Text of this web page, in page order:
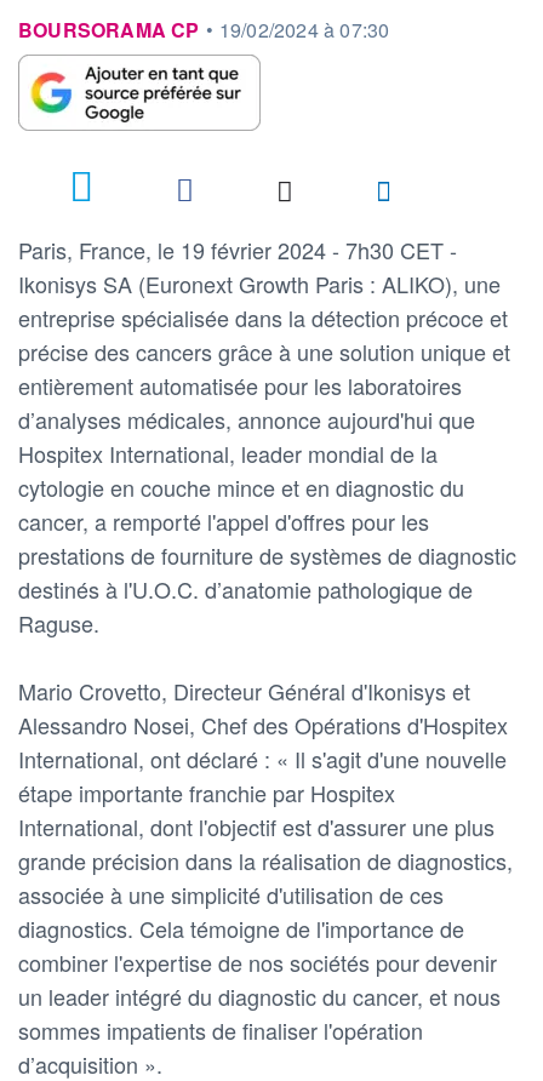
information fournie par
BOURSORAMA CP • 19/02/2024 à 07:30
Paris, France, le 19 février 2024 - 7h30 CET -
Ikonisys SA (Euronext Growth Paris : ALIKO), une
entreprise spécialisée dans la détection précoce et
précise des cancers grâce à une solution unique et
entièrement automatisée pour les laboratoires
d’analyses médicales, annonce aujourd'hui que
Hospitex International, leader mondial de la
cytologie en couche mince et en diagnostic du
cancer, a remporté l'appel d'offres pour les
prestations de fourniture de systèmes de diagnostic
destinés à l'U.O.C. d’anatomie pathologique de
Raguse.
Mario Crovetto, Directeur Général d'Ikonisys et
Alessandro Nosei, Chef des Opérations d'Hospitex
International, ont déclaré : « Il s'agit d'une nouvelle
étape importante franchie par Hospitex
International, dont l'objectif est d'assurer une plus
grande précision dans la réalisation de diagnostics,
associée à une simplicité d'utilisation de ces
diagnostics. Cela témoigne de l'importance de
combiner l'expertise de nos sociétés pour devenir
un leader intégré du diagnostic du cancer, et nous
sommes impatients de finaliser l'opération
d’acquisition ».